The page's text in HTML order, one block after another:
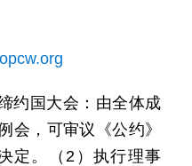
约国大会：由全体成
会，可审议《公约》
定。（2）执行理事